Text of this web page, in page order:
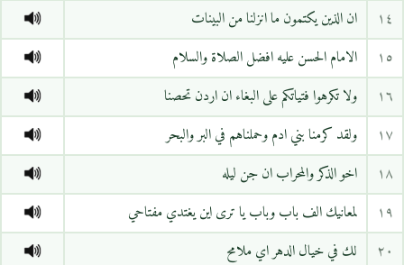
١٤
ان الذين يكتمون ما انزلنا من البينات
١٥
الامام الحسن عليه افضل الصلاة والسلام
١٦
ولا تكرهوا فتياتكم على البغاء ان اردن تحصنا
١٧
ولقد كرمنا بني ادم وحملناهم في البر والبحر
١٨
اخو الذكر والمحراب ان جن ليله
١٩
لمعانيك الف باب وباب يا ترى اين يغتدي مفتاحي
٢٠
لك في خيال الدهر اي ملامح